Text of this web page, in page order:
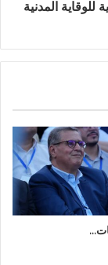
للوقاية المدنية